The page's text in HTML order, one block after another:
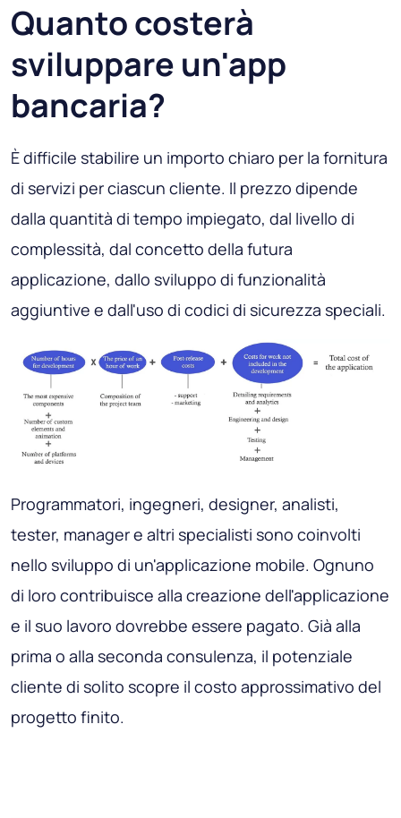
Quanto costerà
sviluppare un'app
bancaria?
È difficile stabilire un importo chiaro per la fornitura
di servizi per ciascun cliente. Il prezzo dipende
dalla quantità di tempo impiegato, dal livello di
complessità, dal concetto della futura
applicazione, dallo sviluppo di funzionalità
aggiuntive e dall'uso di codici di sicurezza speciali.
Programmatori, ingegneri, designer, analisti,
tester, manager e altri specialisti sono coinvolti
nello sviluppo di un'applicazione mobile. Ognuno
di loro contribuisce alla creazione dell'applicazione
e il suo lavoro dovrebbe essere pagato. Già alla
prima o alla seconda consulenza, il potenziale
cliente di solito scopre il costo approssimativo del
progetto finito.